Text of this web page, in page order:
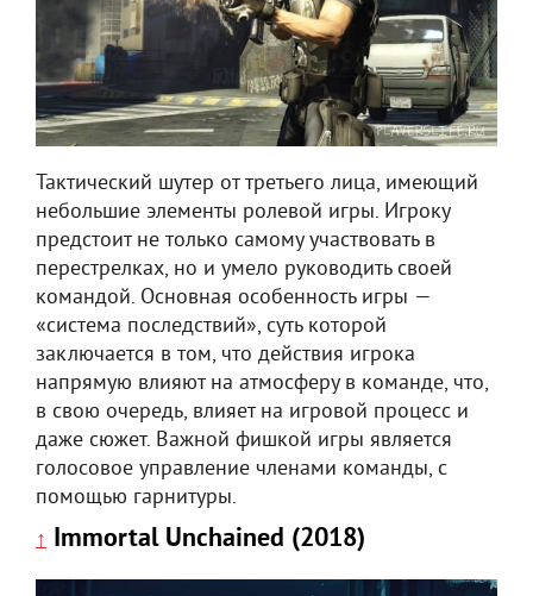
Тактический шутер от третьего лица, имеющий
небольшие элементы ролевой игры. Игроку
предстоит не только самому участвовать в
перестрелках, но и умело руководить своей
командой. Основная особенность игры —
«система последствий», суть которой
заключается в том, что действия игрока
напрямую влияют на атмосферу в команде, что,
в свою очередь, влияет на игровой процесс и
даже сюжет. Важной фишкой игры является
голосовое управление членами команды, с
помощью гарнитуры.
↑ Immortal Unchained (2018)